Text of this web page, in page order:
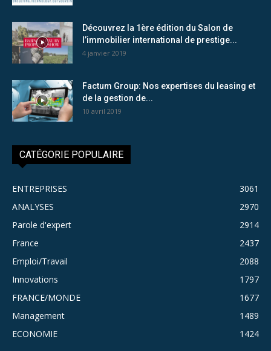
Découvrez la 1ère édition du Salon de
l’immobilier international de prestige...
4 janvier 2019
Factum Group: Nos expertises du leasing et
de la gestion de...
10 avril 2019
CATÉGORIE POPULAIRE
ENTREPRISES
3061
ANALYSES
2970
Parole d'expert
2914
France
2437
Emploi/Travail
2088
Innovations
1797
FRANCE/MONDE
1677
Management
1489
ECONOMIE
1424